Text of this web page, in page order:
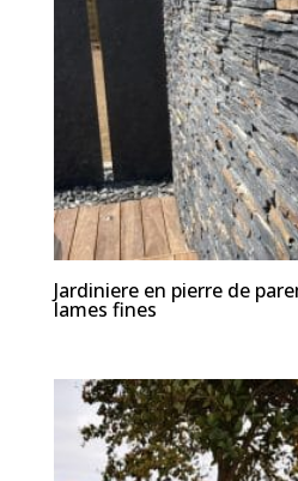
Jardiniere en pierre de
lames fines